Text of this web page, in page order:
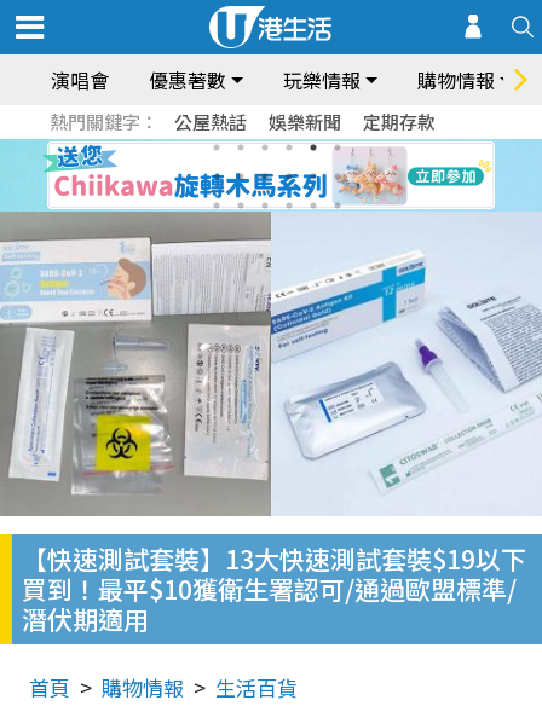
演唱會 優惠著數 玩樂情報 購物情報
熱門關鍵字： 公屋熱話 娛樂新聞 定期存款
【快速測試套裝】13大快速測試套裝$19以下
買到！最平$10獲衛生署認可/通過歐盟標準/
潛伏期適用
首頁 購物情報 生活百貨